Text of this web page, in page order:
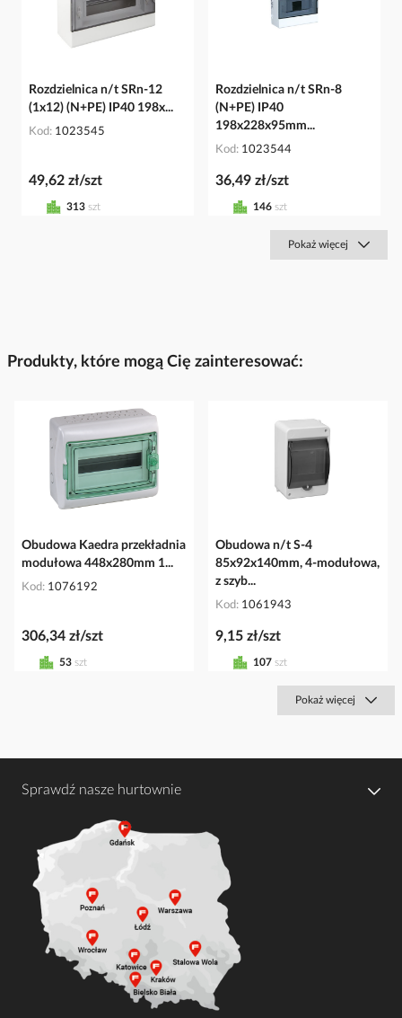
Rozdzielnica n/t SRn-12
(1x12) (N+PE) IP40 198x...
Kod 1023545
49,62 zł/szt
313 szt
Rozdzielnica n/t SRn-8
(N+PE) IP40
198x228x95mm...
Kod 1023544
36,49 zł/szt
146 szt
Pokaż więcej
Produkty, które mogą Cię zainteresować:
Obudowa Kaedra przekładnia
modułowa 448x280mm 1...
Kod 1076192
306,34 zł/szt
53 szt
Obudowa n/t S-4
85x92x140mm, 4-modułowa,
z szyb...
Kod 1061943
9,15 zł/szt
107 szt
Pokaż więcej
Sprawdź nasze hurtownie